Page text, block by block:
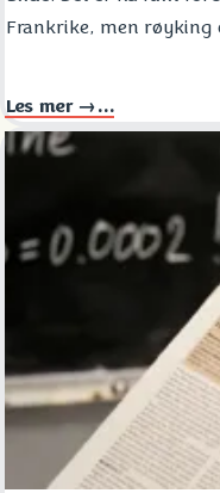
Frankrike, men røyking
Les mer →...